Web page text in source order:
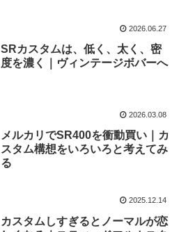
2026.06.27
SRカスタムは、低く、太く、密
度を濃く｜ヴィンテージボバーへ
2026.03.08
メルカリでSR400を衝動買い｜カ
スタム構想をいろいろと考えてみ
る
2025.12.14
カスタムしすぎるとノーマルが恋